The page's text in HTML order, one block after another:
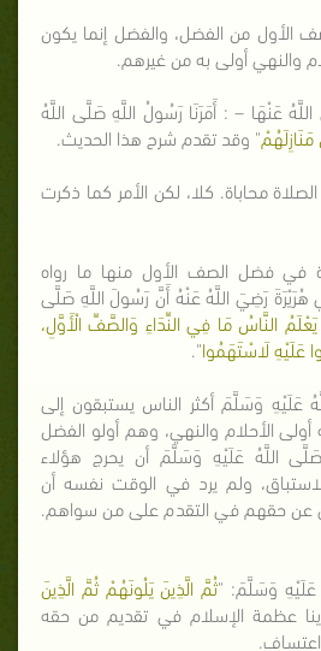
الأول من الفضل، والفضل إنما يكون
والنهي أولى به من غيرهم.
عَنْهَا – : أَمَرَنَا رَسُولُ اللَّهِ صَلَّى اللَّهُ
مَنَازِلَهُمْ" وقد تقدم شرح هذا الحديث.
محاباة. كلا، لكن الأمر كما ذكرت
في فضل الصف الأول منها ما رواه
رَضِيَ اللَّهُ عَنْهُ أَنَّ رَسُولَ اللَّهِ صَلَّى
النَّاسُ مَا فِي النِّدَاءِ وَالصَّفِّ الْأَوَّلِ،
عَلَيْهِ لَاسْتَهَمُوا".
عَلَيْهِ وَسَلَّمَ أكثر الناس يستبقون إلى
الأحلام والنهي، وهم أولو الفضل
صَلَّى اللَّهُ عَلَيْهِ وَسَلَّمَ أن يحرج هؤلاء
ولم يرد في الوقت نفسه أن
عن حقهم في التقدم على من سواهم.
عَلَيْهِ وَسَلَّمَ: "ثُمَّ الَّذِينَ يَلُونَهُمْ ثُمَّ الَّذِينَ
عظمة الإسلام في تقديم من حقه
اعتساف.